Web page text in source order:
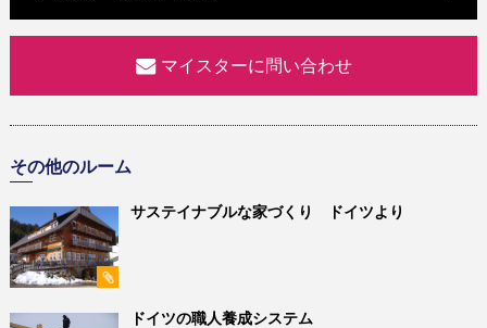
マイスターに問い合わせ
その他のルーム
サステイナブルな家づくり ドイツより
ドイツの職人養成システム